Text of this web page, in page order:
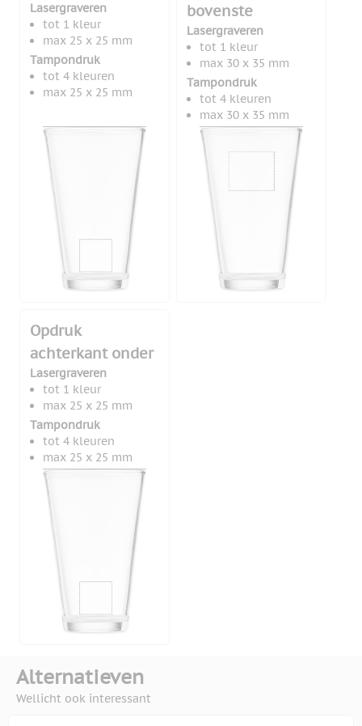
Lasergraveren
tot 1 kleur
max 25 x 25 mm
Tampondruk
tot 4 kleuren
max 25 x 25 mm
bovenste
Lasergraveren
tot 1 kleur
max 30 x 35 mm
Tampondruk
tot 4 kleuren
max 30 x 35 mm
Opdruk
achterkant onder
Lasergraveren
tot 1 kleur
max 25 x 25 mm
Tampondruk
tot 4 kleuren
max 25 x 25 mm
Alternatieven
Wellicht ook interessant